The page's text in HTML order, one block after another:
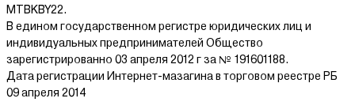
MTBKBY22.
В едином государственном регистре юридических лиц и
индивидуальных предпринимателей Общество
зарегистрированно 03 апреля 2012 г за № 191601188.
Дата регистрации Интернет-мазагина в торговом реестре РБ
09 апреля 2014